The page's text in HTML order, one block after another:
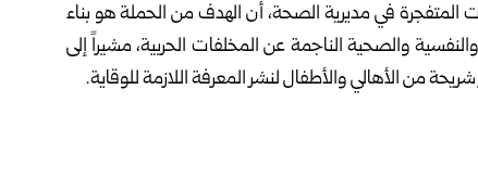
في مديرية الصحة، أن الهدف من الحملة هو بناء
والصحية الناجمة عن المخلفات الحربية، مشيراً إلى
من الأهالي والأطفال لنشر المعرفة اللازمة للوقاية.